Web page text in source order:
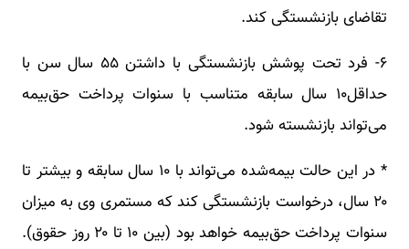
تقاضای بازنشستگی کند.
۶- فرد تحت پوشش بازنشستگی با داشتن ۵۵ سال سن با
حداقل۱۰ سال سابقه متناسب با سنوات پرداخت حق‌بیمه
می‌تواند بازنشسته شود.
* در این حالت بیمه‌شده می‌تواند با ۱۰ سال سابقه و بیشتر تا
۲۰ سال، درخواست بازنشستگی کند که مستمری وی به میزان
سنوات پرداخت حق‌بیمه خواهد بود (بین ۱۰ تا ۲۰ روز حقوق).